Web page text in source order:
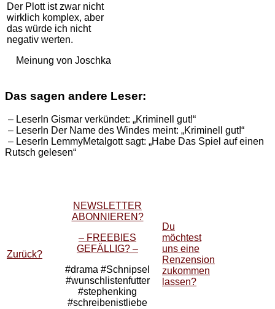
Der Plott ist zwar nicht
wirklich komplex, aber
das würde ich nicht
negativ werten.
Meinung von Joschka
Das sagen andere Leser:
– LeserIn Gismar verkündet: „Kriminell gut!“
– LeserIn Der Name des Windes meint: „Kriminell gut!“
– LeserIn LemmyMetalgott sagt: „Habe Das Spiel auf einen
Rutsch gelesen“
Zurück?
NEWSLETTER
ABONNIEREN?
– FREEBIES
GEFÄLLIG? –
#drama #Schnipsel
#wunschlistenfutter
#stephenking
#schreibenistliebe
Du
möchtest
uns eine
Renzension
zukommen
lassen?